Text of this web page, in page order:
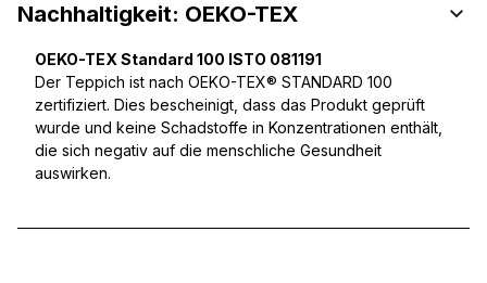
Nachhaltigkeit: OEKO-TEX
OEKO-TEX Standard 100 ISTO 081191
Der Teppich ist nach OEKO-TEX® STANDARD 100
zertifiziert. Dies bescheinigt, dass das Produkt geprüft
wurde und keine Schadstoffe in Konzentrationen enthält,
die sich negativ auf die menschliche Gesundheit
auswirken.